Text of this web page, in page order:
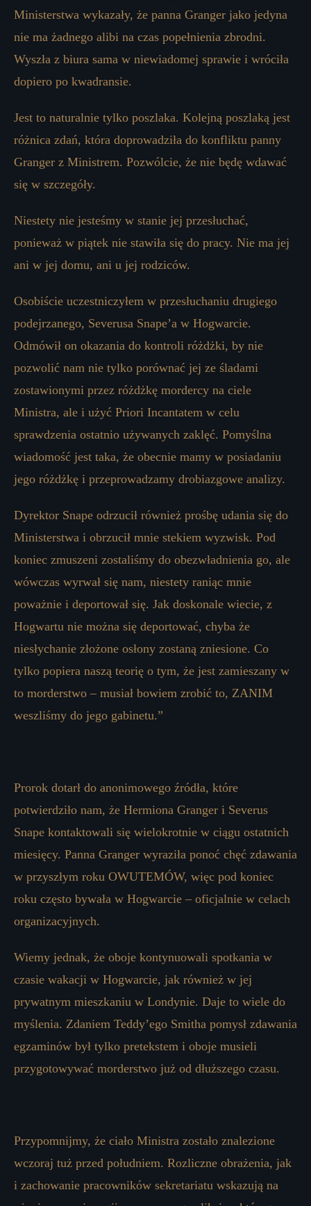
Ministerstwa wykazały, że panna Granger jako jedyna
nie ma żadnego alibi na czas popełnienia zbrodni.
Wyszła z biura sama w niewiadomej sprawie i wróciła
dopiero po kwadransie.
Jest to naturalnie tylko poszlaka. Kolejną poszlaką jest
różnica zdań, która doprowadziła do konfliktu panny
Granger z Ministrem. Pozwólcie, że nie będę wdawać
się w szczegóły.
Niestety nie jesteśmy w stanie jej przesłuchać,
ponieważ w piątek nie stawiła się do pracy. Nie ma jej
ani w jej domu, ani u jej rodziców.
Osobiście uczestniczyłem w przesłuchaniu drugiego
podejrzanego, Severusa Snape’a w Hogwarcie.
Odmówił on okazania do kontroli różdżki, by nie
pozwolić nam nie tylko porównać jej ze śladami
zostawionymi przez różdżkę mordercy na ciele
Ministra, ale i użyć Priori Incantatem w celu
sprawdzenia ostatnio używanych zaklęć. Pomyślna
wiadomość jest taka, że obecnie mamy w posiadaniu
jego różdżkę i przeprowadzamy drobiazgowe analizy.
Dyrektor Snape odrzucił również prośbę udania się do
Ministerstwa i obrzucił mnie stekiem wyzwisk. Pod
koniec zmuszeni zostaliśmy do obezwładnienia go, ale
wówczas wyrwał się nam, niestety raniąc mnie
poważnie i deportował się. Jak doskonale wiecie, z
Hogwartu nie można się deportować, chyba że
niesłychanie złożone osłony zostaną zniesione. Co
tylko popiera naszą teorię o tym, że jest zamieszany w
to morderstwo – musiał bowiem zrobić to, ZANIM
weszliśmy do jego gabinetu.”
Prorok dotarł do anonimowego źródła, które
potwierdziło nam, że Hermiona Granger i Severus
Snape kontaktowali się wielokrotnie w ciągu ostatnich
miesięcy. Panna Granger wyraziła ponoć chęć zdawania
w przyszłym roku OWUTEMÓW, więc pod koniec
roku często bywała w Hogwarcie – oficjalnie w celach
organizacyjnych.
Wiemy jednak, że oboje kontynuowali spotkania w
czasie wakacji w Hogwarcie, jak również w jej
prywatnym mieszkaniu w Londynie. Daje to wiele do
myślenia. Zdaniem Teddy’ego Smitha pomysł zdawania
egzaminów był tylko pretekstem i oboje musieli
przygotowywać morderstwo już od dłuższego czasu.
Przypomnijmy, że ciało Ministra zostało znalezione
wczoraj tuż przed południem. Rozliczne obrażenia, jak
i zachowanie pracowników sekretariatu wskazują na